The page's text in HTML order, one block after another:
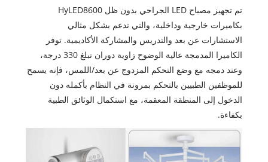
تم تجهيز مصباح LED الجراحي بدون ظل HyLED8600
بكاميرات خارجية وداخلية، والتي تدعم بشكل مثالي
الاستشارات عن بعد والتدريس والمشاركة الأكاديمية. توفر
الكاميرا المدمجة عالية الوضوح زاوية دوران تبلغ 330 درجة،
وعند دمجه مع وضع التحكم المزدوج عن بعد/اللمس، فإنه يسمح
للموظفين الطبيين بالتحكم بمرونة في النظام بأكمله دون
الدخول إلى المنطقة المعقمة، مع استكمال الوثائق الطبية
بكفاءة.